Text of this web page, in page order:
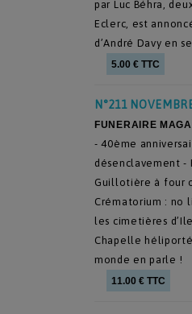
par Luc Béhra,
Eclerc, est
d’André Davy en
5.00 € TTC
N°211
FUNERAIRE
- 40ème
désenclavement -
Guillotière à four
Crématorium : no
les cimetières
Chapelle
monde en parle !
11.00 € TTC